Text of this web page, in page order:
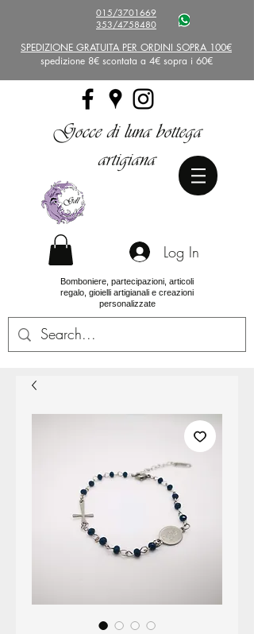
015/3701669
353/4758480
SPEDIZIONE GRATUITA PER ORDINI SOPRA 100€
spedizione 8€ scontata a 4€ sopra i 60€
Gocce di luna bottega
artigiana
Log In
Bomboniere, partecipazioni, articoli
regalo, gioielli artigianali e creazioni
personalizzate